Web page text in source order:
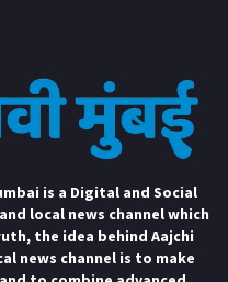
is a Digital and Social
local news channel which
the idea behind Aajchi
news channel is to make